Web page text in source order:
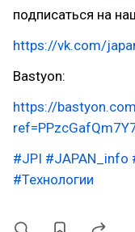
подписаться на
https://vk.com/
Bastyon:
https://
#JPI #JAPAN_info
#Технологии